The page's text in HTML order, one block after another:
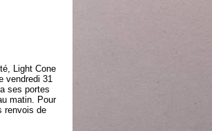
Light Cone
vendredi 31
ses portes
matin. Pour
renvois de